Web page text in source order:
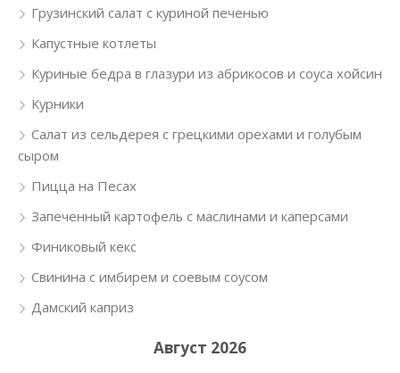
Грузинский салат с куриной печенью
Капустные котлеты
Куриные бедра в глазури из абрикосов и соуса хойсин
Курники
Салат из сельдерея с грецкими орехами и голубым
сыром
Пицца на Песах
Запеченный картофель с маслинами и каперсами
Финиковый кекс
Свинина с имбирем и соевым соусом
Дамский каприз
Август 2026